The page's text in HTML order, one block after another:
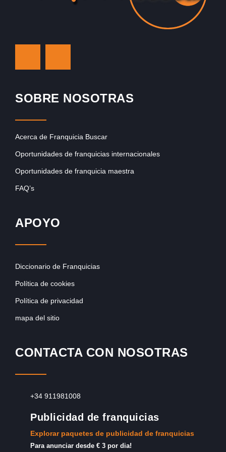
SOBRE NOSOTRAS
Acerca de Franquicia Buscar
Oportunidades de franquicias internacionales
Oportunidades de franquicia maestra
FAQ’s
APOYO
Diccionario de Franquicias
Política de cookies
Política de privacidad
mapa del sitio
CONTACTA CON NOSOTRAS
+34 911981008
Publicidad de franquicias
Explorar paquetes de publicidad de franquicias
Para anunciar desde € 3 por dia!